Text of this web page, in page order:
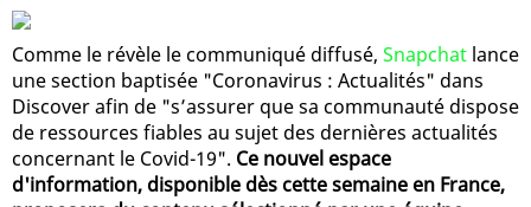
Comme le révèle le communiqué diffusé, Snapchat lance
une section baptisée "Coronavirus : Actualités" dans
Discover afin de "s’assurer que sa communauté dispose
de ressources fiables au sujet des dernières actualités
concernant le Covid-19". Ce nouvel espace
d'information, disponible dès cette semaine en France,